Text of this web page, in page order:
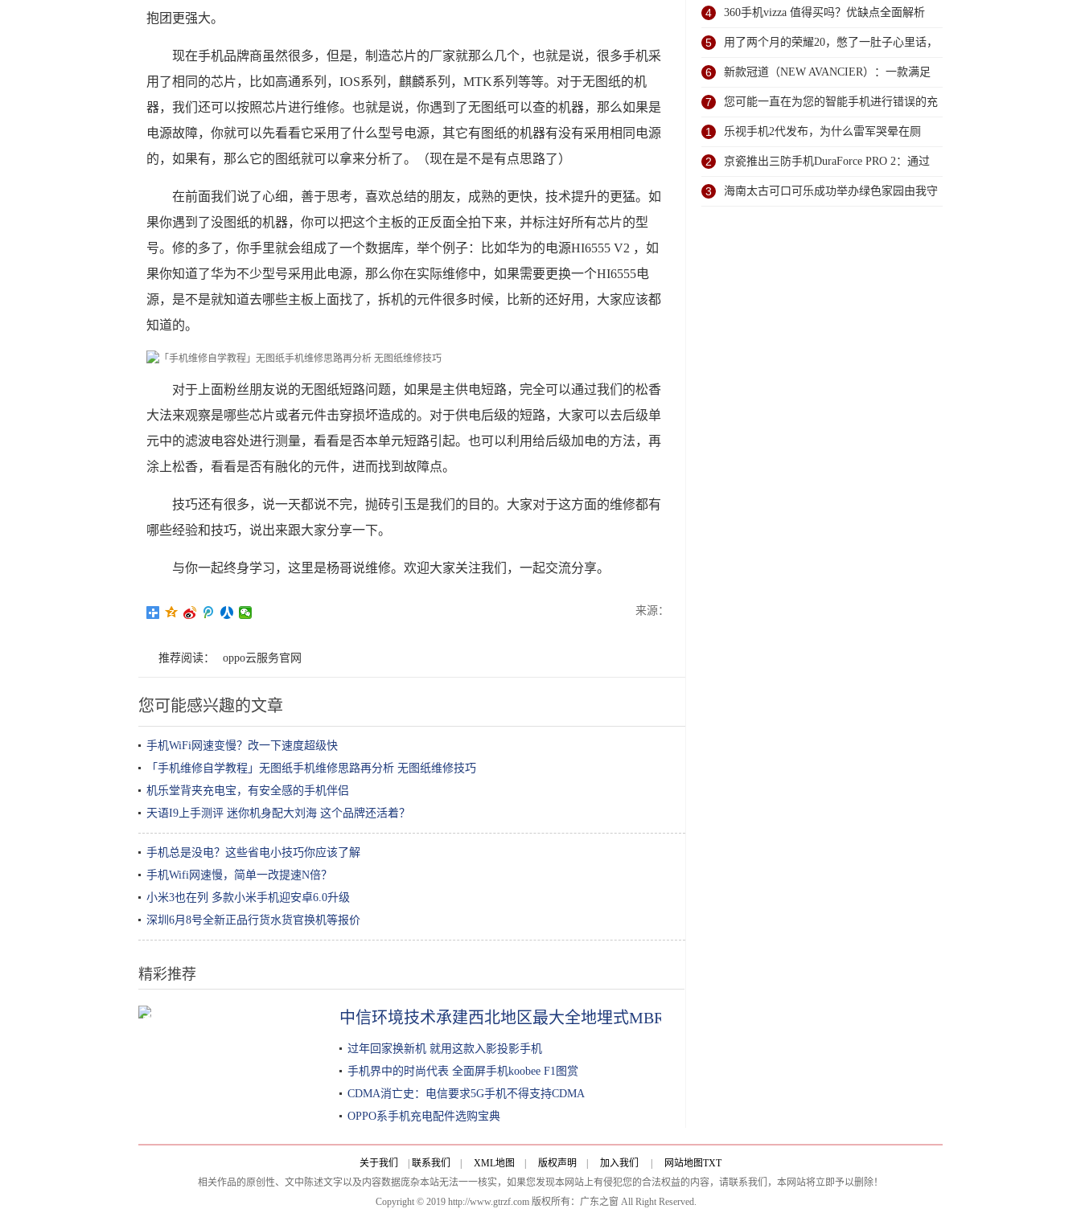
抱团更强大。
现在手机品牌商虽然很多，但是，制造芯片的厂家就那么几个，也就是说，很多手机采
用了相同的芯片，比如高通系列，IOS系列，麒麟系列，MTK系列等等。对于无图纸的机
器，我们还可以按照芯片进行维修。也就是说，你遇到了无图纸可以查的机器，那么如果是
电源故障，你就可以先看看它采用了什么型号电源，其它有图纸的机器有没有采用相同电源
的，如果有，那么它的图纸就可以拿来分析了。（现在是不是有点思路了）
在前面我们说了心细，善于思考，喜欢总结的朋友，成熟的更快，技术提升的更猛。如
果你遇到了没图纸的机器，你可以把这个主板的正反面全拍下来，并标注好所有芯片的型
号。修的多了，你手里就会组成了一个数据库，举个例子：比如华为的电源HI6555 V2 ，如
果你知道了华为不少型号采用此电源，那么你在实际维修中，如果需要更换一个HI6555电
源，是不是就知道去哪些主板上面找了，拆机的元件很多时候，比新的还好用，大家应该都
知道的。
对于上面粉丝朋友说的无图纸短路问题，如果是主供电短路，完全可以通过我们的松香
大法来观察是哪些芯片或者元件击穿损坏造成的。对于供电后级的短路，大家可以去后级单
元中的滤波电容处进行测量，看看是否本单元短路引起。也可以利用给后级加电的方法，再
涂上松香，看看是否有融化的元件，进而找到故障点。
技巧还有很多，说一天都说不完，抛砖引玉是我们的目的。大家对于这方面的维修都有
哪些经验和技巧，说出来跟大家分享一下。
与你一起终身学习，这里是杨哥说维修。欢迎大家关注我们，一起交流分享。
来源：
推荐阅读： oppo云服务官网
您可能感兴趣的文章
手机WiFi网速变慢？改一下速度超级快
「手机维修自学教程」无图纸手机维修思路再分析 无图纸维修技巧
机乐堂背夹充电宝，有安全感的手机伴侣
天语I9上手测评 迷你机身配大刘海 这个品牌还活着？
手机总是没电？这些省电小技巧你应该了解
手机Wifi网速慢，简单一改提速N倍？
小米3也在列 多款小米手机迎安卓6.0升级
深圳6月8号全新正品行货水货官换机等报价
精彩推荐
腾讯全球数字生态大会城市峰会走
中信环境技术承建西北地区最大全地埋式MBR污水处理厂
过年回家换新机 就用这款入影投影手机
手机界中的时尚代表 全面屏手机koobee F1图赏
CDMA消亡史：电信要求5G手机不得支持CDMA
OPPO系手机充电配件选购宝典
iPad成为学习神器
4 360手机vizza 值得买吗？优缺点全面解析
5 用了两个月的荣耀20，憋了一肚子心里话，
今天终于一吐为快
6 新款冠道（NEW AVANCIER）：一款满足
任何苛刻要求的SUV
7 您可能一直在为您的智能手机进行错误的充
电方式
1 乐视手机2代发布，为什么雷军哭晕在厕
所？
2 京瓷推出三防手机DuraForce PRO 2：通过
810G军规认证
3 海南太古可口可乐成功举办绿色家园由我守
关于我们 联系我们 XML地图 版权声明 加入我们 网站地图TXT
相关作品的原创性、文中陈述文字以及内容数据庞杂本站无法一一核实，如果您发现本网站上有侵犯您的合法权益的内容，请联系我们，本网站将立即予以删除！
Copyright © 2019 http://www.gtrzf.com 版权所有：广东之窗 All Right Reserved.